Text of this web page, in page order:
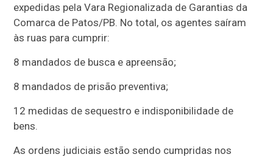
expedidas pela Vara Regionalizada de Garantias da
Comarca de Patos/PB. No total, os agentes saíram
às ruas para cumprir:
8 mandados de busca e apreensão;
8 mandados de prisão preventiva;
12 medidas de sequestro e indisponibilidade de
bens.
As ordens judiciais estão sendo cumpridas nos